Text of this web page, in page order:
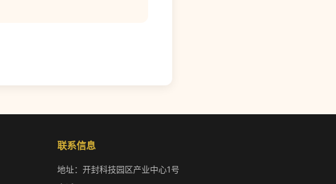
联系信息
地址：开封科技园区产业中心1号